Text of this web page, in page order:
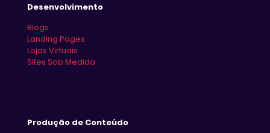
Desenvolvimento
Blogs
Landing Pages
Lojas Virtuais
Sites Sob Medida
Produção de Conteúdo